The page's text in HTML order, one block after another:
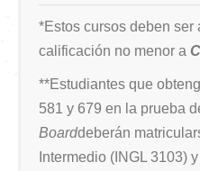
*Estos cursos deben ser
calificación no menor a C
**Estudiantes que
581 y 679 en la prueba
Boarddeberán
Intermedio (INGL 3103)